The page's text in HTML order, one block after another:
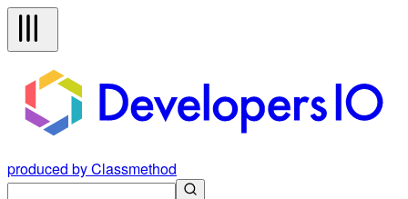
produced by Classmethod